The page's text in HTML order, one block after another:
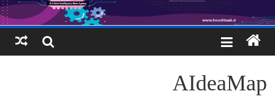
خبری
هوش
مصنوعی
AIdeaMap